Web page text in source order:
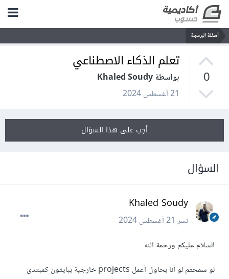
أسئلة البرمجة
0
تعلم الذكاء الاصطناعي
بواسطة Khaled Soudy
21 أغسطس 2024
أجب على هذا السؤال
السؤال
Khaled Soudy
نشر21 أغسطس 2024
السلام عليكم ورحمة الله
لو سمحتم لو أنا بحاول أعمل projects خارجية ببايثون كمبتدئ